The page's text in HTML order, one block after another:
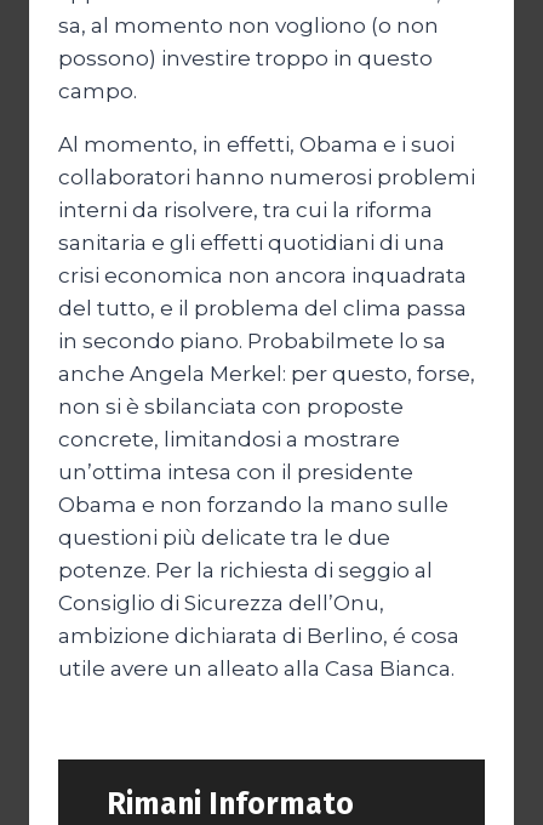
sa, al momento non vogliono (o non
possono) investire troppo in questo
campo.
Al momento, in effetti, Obama e i suoi
collaboratori hanno numerosi problemi
interni da risolvere, tra cui la riforma
sanitaria e gli effetti quotidiani di una
crisi economica non ancora inquadrata
del tutto, e il problema del clima passa
in secondo piano. Probabilmete lo sa
anche Angela Merkel: per questo, forse,
non si è sbilanciata con proposte
concrete, limitandosi a mostrare
un’ottima intesa con il presidente
Obama e non forzando la mano sulle
questioni più delicate tra le due
potenze. Per la richiesta di seggio al
Consiglio di Sicurezza dell’Onu,
ambizione dichiarata di Berlino, é cosa
utile avere un alleato alla Casa Bianca.
Rimani Informato